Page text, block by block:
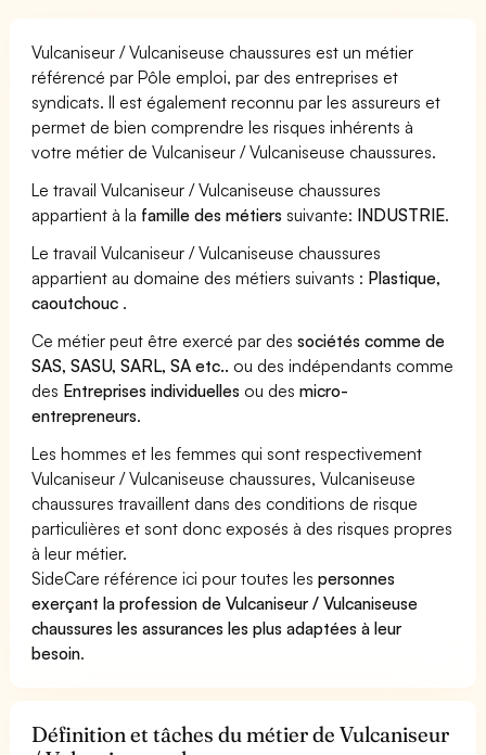
Vulcaniseur / Vulcaniseuse chaussures est un métier
référencé par Pôle emploi, par des entreprises et
syndicats. Il est également reconnu par les assureurs et
permet de bien comprendre les risques inhérents à
votre métier de Vulcaniseur / Vulcaniseuse chaussures.
Le travail Vulcaniseur / Vulcaniseuse chaussures
appartient à la famille des métiers suivante: INDUSTRIE.
Le travail Vulcaniseur / Vulcaniseuse chaussures
appartient au domaine des métiers suivants : Plastique,
caoutchouc .
Ce métier peut être exercé par dessociétés comme de
SAS, SASU, SARL, SA etc.. ou des indépendants comme
des Entreprises individuelles ou desmicro-
entrepreneurs.
Les hommes et les femmes qui sont respectivement
Vulcaniseur / Vulcaniseuse chaussures, Vulcaniseuse
chaussures travaillent dans des conditions de risque
particulières et sont donc exposés à des risques propres
à leur métier.
SideCare référence ici pour toutes lespersonnes
exerçant la profession de Vulcaniseur / Vulcaniseuse
chaussures les assurances les plus adaptées à leur
besoin.
Définition et tâches du métier de Vulcaniseur